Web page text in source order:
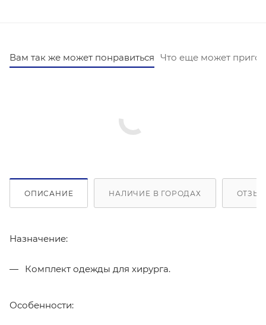
Вам так же может понравиться Что еще может
ОПИСАНИЕ НАЛИЧИЕ В ГОРОДАХ
Назначение:
Комплект одежды для хирурга.
Особенности: